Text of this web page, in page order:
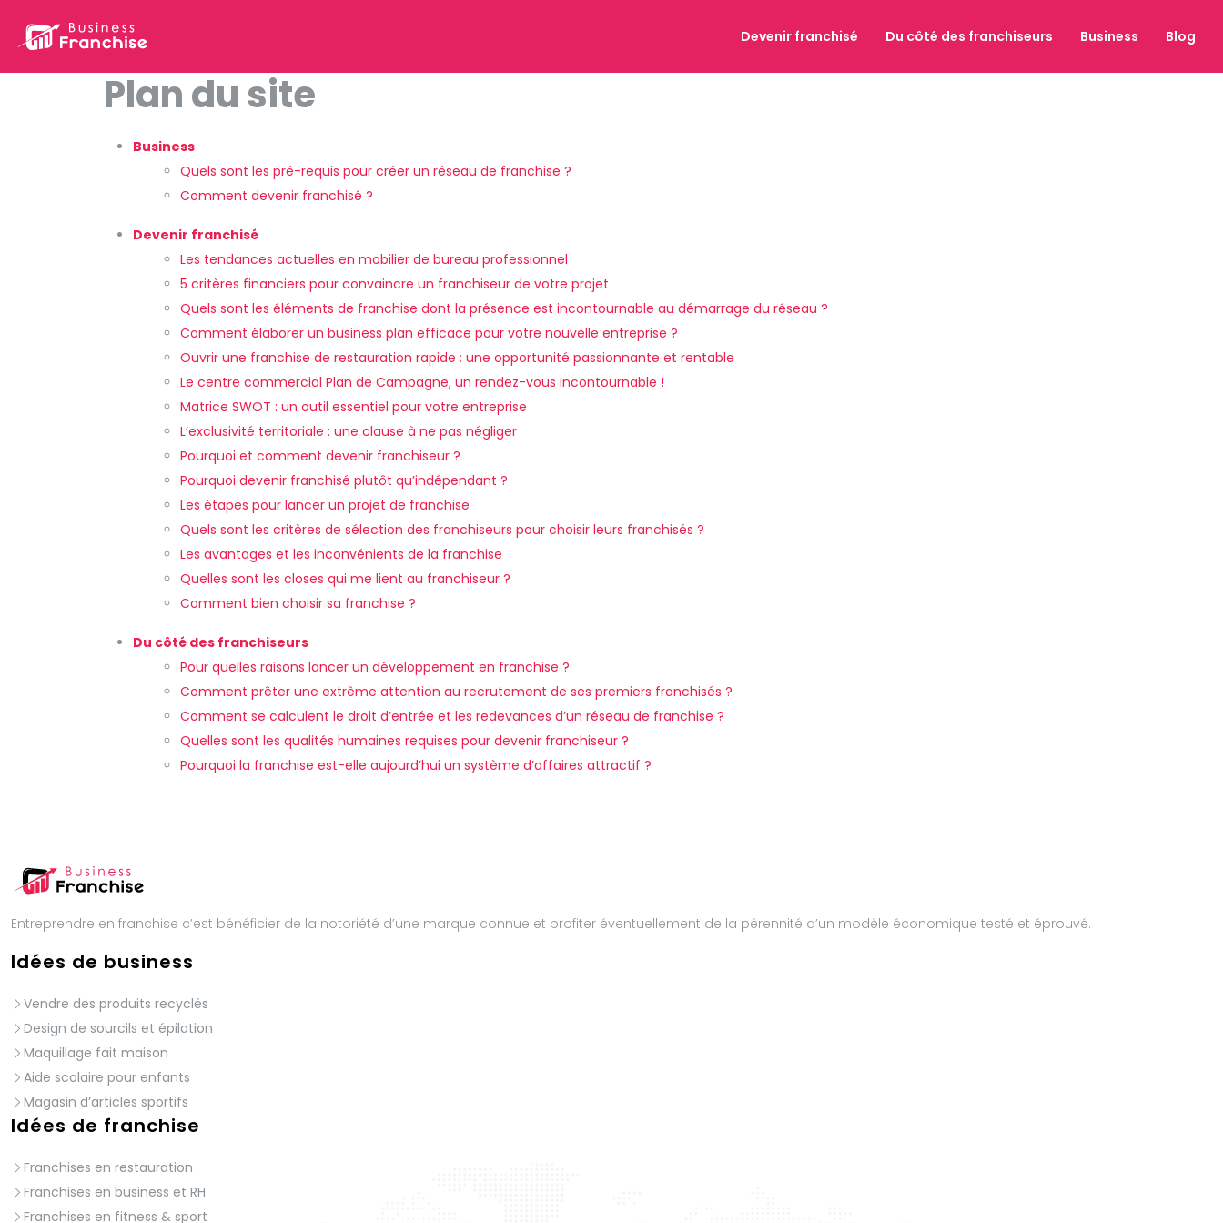
Devenir franchisé Du côté des franchiseurs Business Blog
Plan du site
Business
Quels sont les pré-requis pour créer un réseau de franchise ?
Comment devenir franchisé ?
Devenir franchisé
Les tendances actuelles en mobilier de bureau professionnel
5 critères financiers pour convaincre un franchiseur de votre projet
Quels sont les éléments de franchise dont la présence est incontournable au démarrage du réseau ?
Comment élaborer un business plan efficace pour votre nouvelle entreprise ?
Ouvrir une franchise de restauration rapide : une opportunité passionnante et rentable
Le centre commercial Plan de Campagne, un rendez-vous incontournable !
Matrice SWOT : un outil essentiel pour votre entreprise
L’exclusivité territoriale : une clause à ne pas négliger
Pourquoi et comment devenir franchiseur ?
Pourquoi devenir franchisé plutôt qu’indépendant ?
Les étapes pour lancer un projet de franchise
Quels sont les critères de sélection des franchiseurs pour choisir leurs franchisés ?
Les avantages et les inconvénients de la franchise
Quelles sont les closes qui me lient au franchiseur ?
Comment bien choisir sa franchise ?
Du côté des franchiseurs
Pour quelles raisons lancer un développement en franchise ?
Comment prêter une extrême attention au recrutement de ses premiers franchisés ?
Comment se calculent le droit d’entrée et les redevances d’un réseau de franchise ?
Quelles sont les qualités humaines requises pour devenir franchiseur ?
Pourquoi la franchise est-elle aujourd’hui un système d’affaires attractif ?
Entreprendre en franchise c’est bénéficier de la notoriété d’une marque connue et profiter éventuellement de la pérennité d’un modèle économique testé et éprouvé.
Idées de business
Vendre des produits recyclés
Design de sourcils et épilation
Maquillage fait maison
Aide scolaire pour enfants
Magasin d’articles sportifs
Idées de franchise
Franchises en restauration
Franchises en business et RH
Franchises en fitness & sport